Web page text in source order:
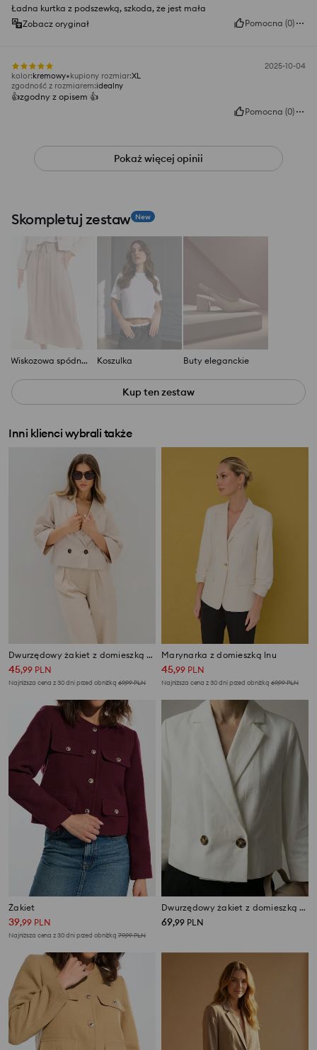
Ładna kurtka z podszewką, szkoda, że jest mała
Zobacz oryginał
Pomocna (0)
2025-10-04
kolor:kremowy kupiony rozmiar:XL
zgodność z rozmiarem:idealny
👍️zgodny z opisem 👍️
Pomocna (0)
Pokaż więcej opinii
Skompletuj zestaw New
Wiskozowa spódnica midi Koszulka Buty eleganckie
Kup ten zestaw
Inni klienci wybrali także
Dwurzędowy żakiet z domieszką wiskozy
45,99 PLN
Najniższa cena z 30 dni przed obniżką 69,99PLN
Marynarka z domieszką lnu
45,99 PLN
Najniższa cena z 30 dni przed obniżką 69,99PLN
Żakiet
39,99 PLN
Najniższa cena z 30 dni przed obniżką 79,99PLN
Dwurzędowy żakiet z domieszką wiskozy
69,99 PLN